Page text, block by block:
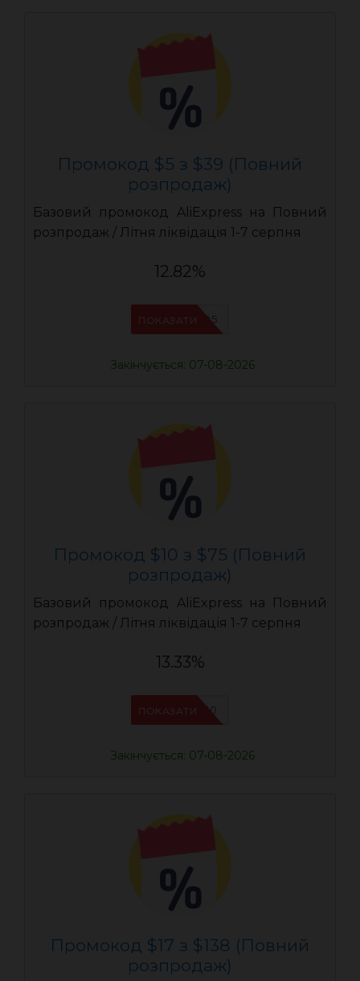
Промокод $5 з $39 (Повний
розпродаж)
Базовий промокод AliExpress на Повний
розпродаж / Літня ліквідація 1-7 серпня
12.82%
UASC05
ПОКАЗАТИ
Закінчується: 07-08-2026
Промокод $10 з $75 (Повний
розпродаж)
Базовий промокод AliExpress на Повний
розпродаж / Літня ліквідація 1-7 серпня
13.33%
UASC10
ПОКАЗАТИ
Закінчується: 07-08-2026
Промокод $17 з $138 (Повний
розпродаж)